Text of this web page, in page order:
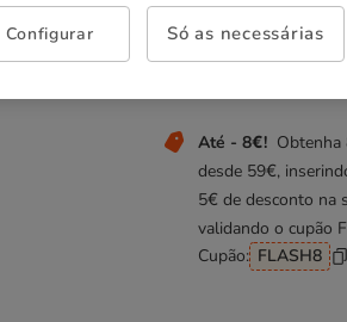
Entrega Grátis
gato com um valor
Até - 8€! Obtenha
desde 59€,
5€ de desconto na
validando o cupão
Cupão: FLASH8
Configurar Só as necessárias